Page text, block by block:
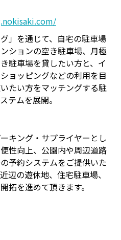
グ」を通じて、自宅の駐車場
ションの空き駐車場、月極
駐車場を貸したい方と、イ
ョッピングなどの利用を目
たい方をマッチングする駐
テムを展開。
キング・サプライヤーとし
性向上、公園内や周辺道路
予約システムをご提供いた
辺の遊休地、住宅駐車場、
拓を進めて頂きます。